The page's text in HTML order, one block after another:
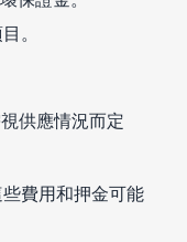
。
供應情況而定
費用和押金可能